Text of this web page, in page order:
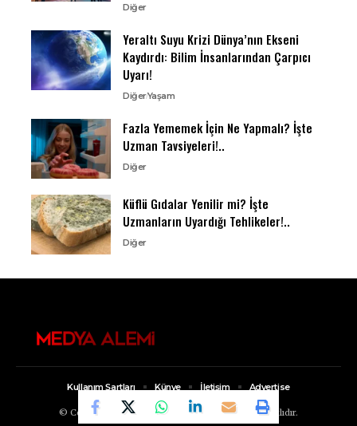
Diğer
Yeraltı Suyu Krizi Dünya’nın Ekseni
Kaydırdı: Bilim İnsanlarından Çarpıcı
Uyarı!
DiğerYaşam
Fazla Yememek İçin Ne Yapmalı? İşte
Uzman Tavsiyeleri!..
Diğer
Küflü Gıdalar Yenilir mi? İşte
Uzmanların Uyardığı Tehlikeler!..
Diğer
© Copyright 2022, Medya Alemi Tüm Hakları Saklıdır.
Kullanım Şartları Künye İletişim Advertise